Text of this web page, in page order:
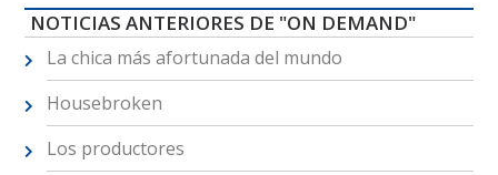
NOTICIAS ANTERIORES DE "ON DEMAND"
La chica más afortunada del mundo
Housebroken
Los productores